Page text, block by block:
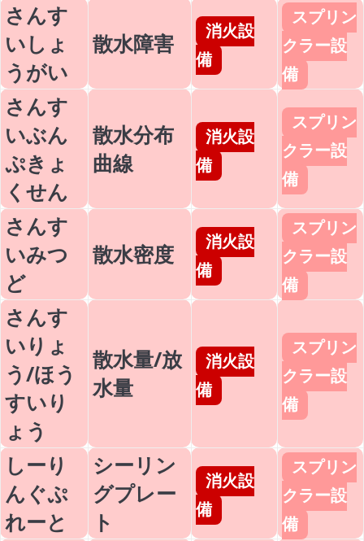
さんす
いしょ
うがい
散水障害
消火設
備
スプリン
クラー設
備
さんす
いぶん
ぷきょ
くせん
散水分布
曲線
消火設
備
スプリン
クラー設
備
さんす
いみつ
ど
散水密度
消火設
備
スプリン
クラー設
備
さんす
いりょ
う/ほう
すいり
ょう
散水量/放
水量
消火設
備
スプリン
クラー設
備
しーり
んぐぷ
れーと
シーリン
グプレー
ト
消火設
備
スプリン
クラー設
備